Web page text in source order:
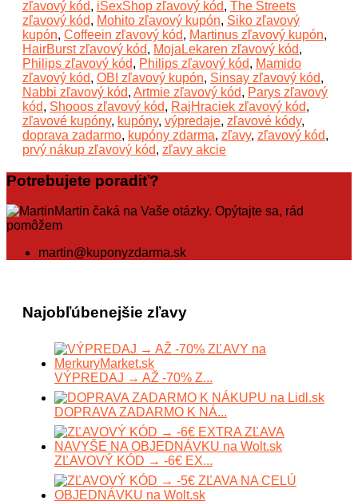
zľavový kód, iSexShop zľavový kód, The Streets
zľavový kód, Mohito zľavový kupón, Siko zľavový
kupón, Coffeein zľavový kód, Martinus zľavový kupón,
HairBurst zľavový kód, MojaLekaren zľavový kód,
Philips zľavový kód, Philips zľavový kód, Mamido
zľavový kód, OBI zľavový kupón, Sinsay zľavový kód,
Nabbi zľavový kód, Artmie zľavový kód, Parys zľavový
kód, Shooos zľavový kód, RajHraciek zľavový kód,
zľavové kupóny, kupóny, výpredaje, zľavové kódy,
doprava zadarmo, kupóny zdarma, zľavy, zľavový kód,
prvý nákup zľavový kód, zľavy akcie
Potrebujete poradiť?
Martin čaká na Vaše otázky. Opýtajte sa, rád
pomôžem
martin@kuponyzdarma.sk
Najobľúbenejšie zľavy
VÝPREDAJ → AŽ -70% Z...
DOPRAVA ZADARMO K NÁ...
ZĽAVOVÝ KÓD → -6€ EX...